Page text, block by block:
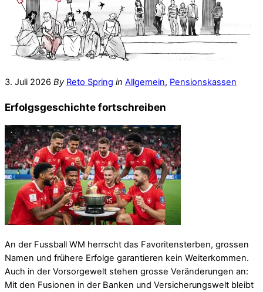
3. Juli 2026 By Reto Spring in Allgemein, Pensionskassen
Erfolgsgeschichte fortschreiben
An der Fussball WM herrscht das Favoritensterben, grossen
Namen und frühere Erfolge garantieren kein Weiterkommen.
Auch in der Vorsorgewelt stehen grosse Veränderungen an:
Mit den Fusionen in der Banken und Versicherungswelt bleibt